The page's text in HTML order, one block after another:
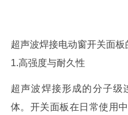
超声波焊接电动窗开关面板
1.高强度与耐久性
超声波焊接形成的分子级
体。开关面板在日常使用